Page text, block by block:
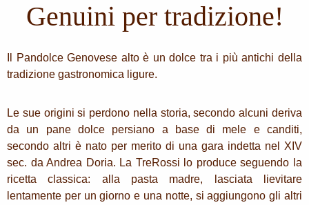
Genuini per tradizione!
Il Pandolce Genovese alto è un dolce tra i più antichi della
tradizione gastronomica ligure.
Le sue origini si perdono nella storia, secondo alcuni deriva
da un pane dolce persiano a base di mele e canditi,
secondo altri è nato per merito di una gara indetta nel XIV
sec. da Andrea Doria. La TreRossi lo produce seguendo la
ricetta classica: alla pasta madre, lasciata lievitare
lentamente per un giorno e una notte, si aggiungono gli altri